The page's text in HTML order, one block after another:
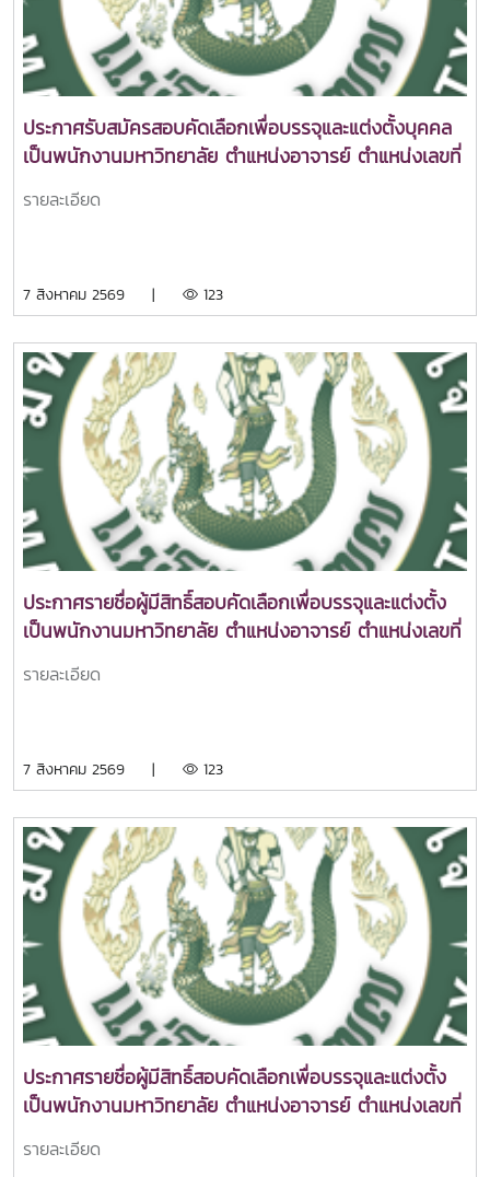
ประกาศรับสมัครสอบคัดเลือกเพื่อบรรจุและแต่งตั้งบุคคล
เป็นพนักงานมหาวิทยาลัย ตำแหน่งอาจารย์ ตำแหน่งเลขที่
รายละเอียด
7 สิงหาคม 2569 | 123
ประกาศรายชื่อผู้มีสิทธิ์สอบคัดเลือกเพื่อบรรจุและแต่งตั้ง
เป็นพนักงานมหาวิทยาลัย ตำแหน่งอาจารย์ ตำแหน่งเลขที่
รายละเอียด
7 สิงหาคม 2569 | 123
ประกาศรายชื่อผู้มีสิทธิ์สอบคัดเลือกเพื่อบรรจุและแต่งตั้ง
เป็นพนักงานมหาวิทยาลัย ตำแหน่งอาจารย์ ตำแหน่งเลขที่
รายละเอียด